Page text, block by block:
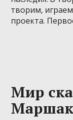
творим,
проекта.
Мир